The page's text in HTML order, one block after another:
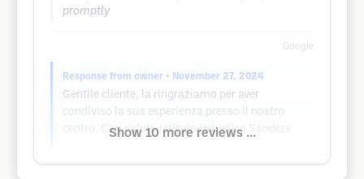
promptly
Google
Response from owner • November 27, 2024
Gentile cliente, la ringraziamo per aver
condiviso la sua esperienza presso il nostro
centro. Cari saluti, Istituto Helvetico Sanders
Show 10 more reviews ...